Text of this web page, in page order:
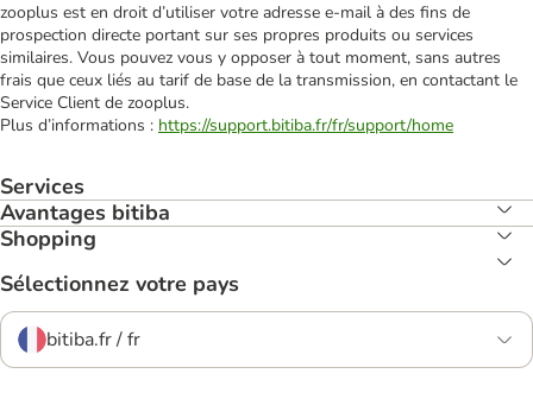
zooplus est en droit d’utiliser votre adresse e‑mail à des fins de
prospection directe portant sur ses propres produits ou services
similaires. Vous pouvez vous y opposer à tout moment, sans autres
frais que ceux liés au tarif de base de la transmission, en contactant le
Service Client de zooplus.
Plus d’informations : https://support.bitiba.fr/fr/support/home
Services
Avantages bitiba
Shopping
Sélectionnez votre pays
bitiba.fr / fr